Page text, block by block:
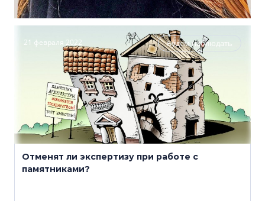
21 февраля 2022 Будем наблюдать
Отменят ли экспертизу при работе с
памятниками?